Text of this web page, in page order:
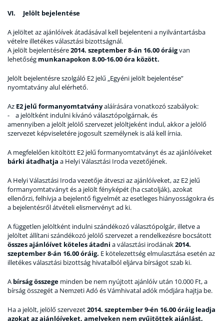
VI. Jelölt bejelentése
A jelöltet az ajánlóívek átadásával kell bejelenteni a nyilvántartásba
vételre illetékes választási bizottságnál.
A jelölt bejelentésére2014. szeptember 8-án 16.00 óráigvan
lehetőség munkanapokon 8.00-16.00 óra között.
Jelölt bejelentésre szolgáló E2 jelű „Egyéni jelölt bejelentése”
nyomtatvány alul elérhető.
Az E2 jelű formanyomtatványaláírására vonatkozó szabályok:
- a jelöltként indulni kívánó választópolgárnak, és
amennyiben a jelölt jelölő szervezet jelöltjeként indul, akkor a jelölő
szervezet képviseletére jogosult személynek is alá kell írnia.
A megfelelően kitöltött E2 jelű formanyomtatványt és az ajánlóíveket
bárki átadhatja a Helyi Választási Iroda vezetőjének.
A Helyi Választási Iroda vezetője átveszi az ajánlóíveket, az E2 jelű
formanyomtatványt és a jelölt fényképét (ha csatolják), azokat
ellenőrzi, felhívja a bejelentő figyelmét az esetleges hiányosságokra és
a bejelentésről átvételi elismervényt ad ki.
A független jelöltként indulni szándékozó választópolgár, illetve a
jelöltet állítani szándékozó jelölő szervezet a rendelkezésre bocsátott
összes ajánlóívet köteles átadni a választási irodának2014.
szeptember 8-án 16.00 óráig. E kötelezettség elmulasztása esetén az
illetékes választási bizottság hivatalból eljárva bírságot szab ki.
A bírság összege minden be nem nyújtott ajánlóív után 10.000 Ft, a
bírság összegét a Nemzeti Adó és Vámhivatal adók módjára hajtja be.
Ha a jelölt, jelölő szervezet2014. szeptember 9-én 16.00 óráig leadja
azokat az ajánlóíveket, amelyeken nem gyűjtöttek ajánlást,